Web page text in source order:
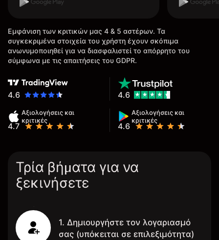
Εμφάνιση των κριτικών μας 4 & 5 αστέρων. Τα
συγκεκριμένα στοιχεία του χρήστη έχουν σκόπιμα
ανωνυμοποιηθεί για να διασφαλιστεί το απόρρητο του
σύμφωνα με τις απαιτήσεις του GDPR.
4.6
Αξιολογήσεις και
κριτικές
4.7
Αξιολογήσεις και
κριτικές
4.6
4.6
Τρία βήματα για να
ξεκινήσετε
1. Δημιουργήστε τον λογαριασμό
σας (υπόκειται σε επιλεξιμότητα)